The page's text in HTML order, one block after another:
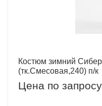
Костюм зимний
(тк.Смесовая,240) п/к
Цена по запросу